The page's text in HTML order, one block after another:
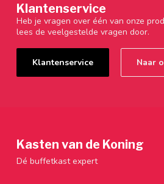
Klantenservice
Heb je vragen over één van onze
lees de veelgestelde vragen door.
Klantenservice Naar
Kasten van de Koning
Dé buffetkast expert